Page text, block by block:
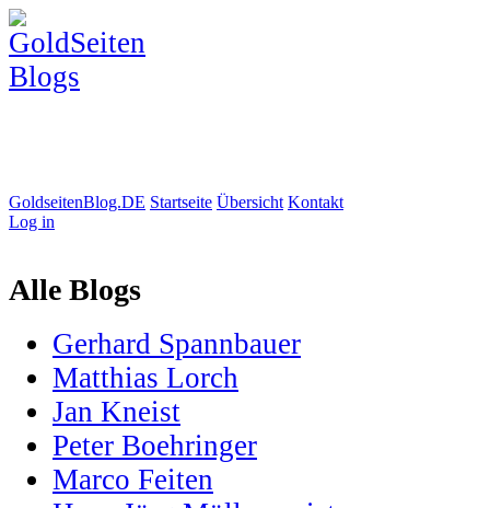
GoldseitenBlog.DE Startseite Übersicht Kontakt
Log in
Alle Blogs
Gerhard Spannbauer
Matthias Lorch
Jan Kneist
Peter Boehringer
Marco Feiten